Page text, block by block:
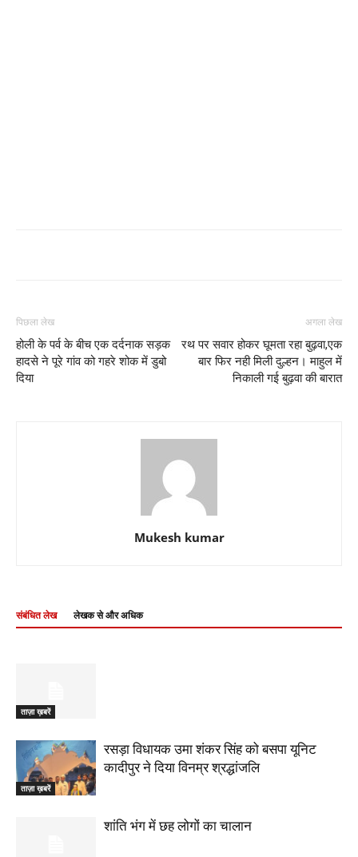
पिछला लेख
होली के पर्व के बीच एक दर्दनाक सड़क
हादसे ने पूरे गांव को गहरे शोक में डुबो
दिया
अगला लेख
रथ पर सवार होकर घूमता रहा बुढ़वा,एक
बार फिर नही मिली दुल्हन। माहुल में
निकाली गई बुढ़वा की बारात
Mukesh kumar
संबंधित लेख लेखक से और अधिक
ताज़ा ख़बरें
ताज़ा ख़बरें
रसड़ा विधायक उमा शंकर सिंह को बसपा यूनिट
कादीपुर ने दिया विनम्र श्रद्धांजलि
शांति भंग में छह लोगों का चालान